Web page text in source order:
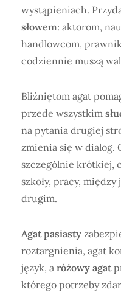
wystąpieniach.
słowem: aktorom,
handlowcom,
codziennie muszą
Bliźniętom agat
przede wszystkim
na pytania drugiej
zmienia się w dialog.
szczególnie krótkiej,
szkoły, pracy,
drugim.
Agat pasiasty
roztargnienia, agat
język, a różowy agat
którego potrzeby